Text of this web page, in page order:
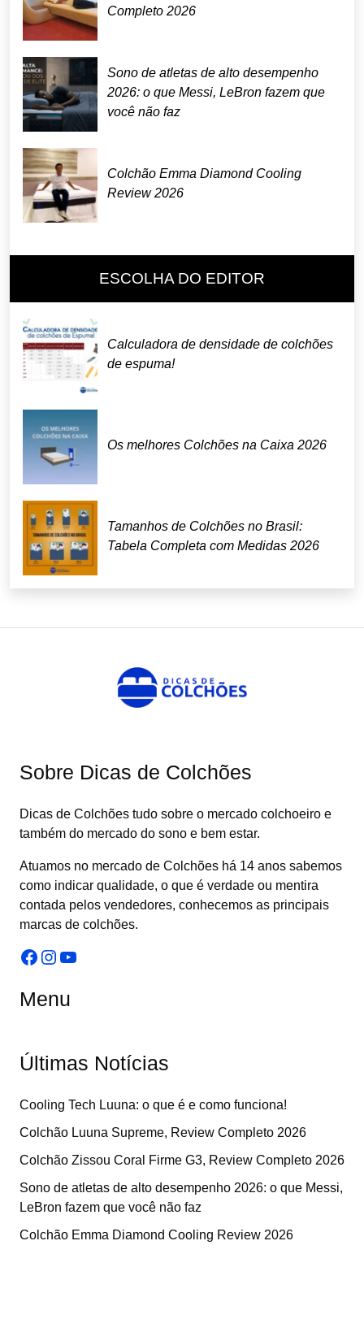
Completo 2026
Sono de atletas de alto desempenho
2026: o que Messi, LeBron fazem que
você não faz
Colchão Emma Diamond Cooling
Review 2026
ESCOLHA DO EDITOR
Calculadora de densidade de colchões
de espuma!
Os melhores Colchões na Caixa 2026
Tamanhos de Colchões no Brasil:
Tabela Completa com Medidas 2026
Sobre Dicas de Colchões
Dicas de Colchões tudo sobre o mercado colchoeiro e
também do mercado do sono e bem estar.
Atuamos no mercado de Colchões há 14 anos sabemos
como indicar qualidade, o que é verdade ou mentira
contada pelos vendedores, conhecemos as principais
marcas de colchões.
Facebook
Instagram
Youtube
Menu
Últimas Notícias
Cooling Tech Luuna: o que é e como funciona!
Colchão Luuna Supreme, Review Completo 2026
Colchão Zissou Coral Firme G3, Review Completo 2026
Sono de atletas de alto desempenho 2026: o que Messi,
LeBron fazem que você não faz
Colchão Emma Diamond Cooling Review 2026